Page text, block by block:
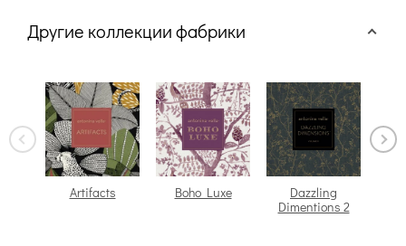
Другие коллекции фабрики
Artifacts Boho Luxe
Dazzling
Dimentions 2